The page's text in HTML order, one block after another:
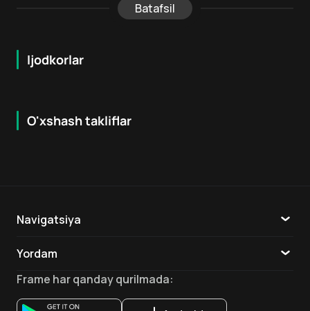
Batafsil
Ijodkorlar
O'xshash takliflar
16 + 7.9
Navigatsiya
Yordam
Aloqa
Ilovalar
Frame har qanday qurilmada: